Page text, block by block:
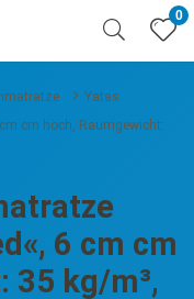
0
Yatas
cm hoch, Raumgewicht:
6 cm cm
35 kg/m³,